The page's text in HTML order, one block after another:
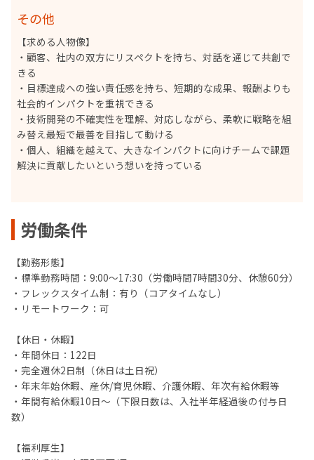
その他
【求める人物像】
・顧客、社内の双方にリスペクトを持ち、対話を通じて共創で
きる
・目標達成への強い責任感を持ち、短期的な成果、報酬よりも
社会的インパクトを重視できる
・技術開発の不確実性を理解、対応しながら、柔軟に戦略を組
み替え最短で最善を目指して動ける
・個人、組織を越えて、大きなインパクトに向けチームで課題
解決に貢献したいという想いを持っている
労働条件
【勤務形態】
・標準勤務時間：9:00〜17:30（労働時間7時間30分、休憩60分）
・フレックスタイム制：有り（コアタイムなし）
・リモートワーク：可
【休日・休暇】
・年間休日：122日
・完全週休2日制（休日は土日祝）
・年末年始休暇、産休/育児休暇、介護休暇、年次有給休暇等
・年間有給休暇10日～（下限日数は、入社半年経過後の付与日
数）
【福利厚生】